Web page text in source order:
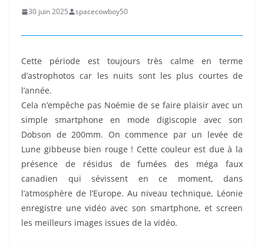
30 juin 2025 spacecowboy50
Cette période est toujours très calme en terme
d’astrophotos car les nuits sont les plus courtes de
l’année.
Cela n’empêche pas Noémie de se faire plaisir avec un
simple smartphone en mode digiscopie avec son
Dobson de 200mm. On commence par un levée de
Lune gibbeuse bien rouge ! Cette couleur est due à la
présence de résidus de fumées des méga faux
canadien qui sévissent en ce moment, dans
l’atmosphère de l’Europe. Au niveau technique, Léonie
enregistre une vidéo avec son smartphone, et screen
les meilleurs images issues de la vidéo.